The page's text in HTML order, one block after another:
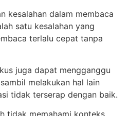
kesalahan dalam membaca
satu kesalahan yang
terlalu cepat tanpa
juga dapat mengganggu
melakukan hal lain
tidak terserap dengan baik.